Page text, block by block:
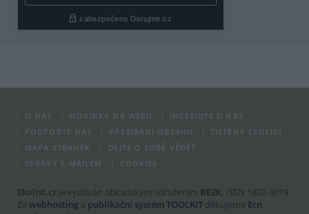
O NÁS NOVINKY NA WEBU
INZERUJTE U NÁS
PODPOŘTE NÁS
PŘEBÍRÁNÍ OBSAHU
TIŠTĚNÝ EKOLIST
MAPA STRÁNEK
DEJTE O SOBĚ VĚDĚT
ZPRÁVY E-MAILEM
COOKIES
Ekolist.cz je vydáván občanským sdružením BEZK. ISSN 1802-9019.
Za webhosting a publikační systém TOOLKIT děkujeme Ecn